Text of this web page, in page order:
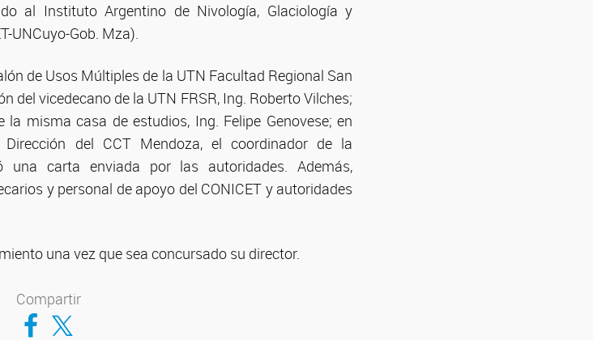
al Instituto Argentino de Nivología, Glaciología y
UNCuyo-Gob. Mza).
de Usos Múltiples de la UTN Facultad Regional San
del vicedecano de la UTN FRSR, Ing. Roberto Vilches;
misma casa de estudios, Ing. Felipe Genovese; en
del CCT Mendoza, el coordinador de la
una carta enviada por las autoridades. Además,
y personal de apoyo del CONICET y autoridades
una vez que sea concursado su director.
Compartir
Compartir en Facebook
Compartir en Twitter